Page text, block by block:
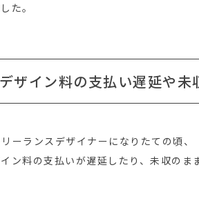
た。
ザイン料の支払い遅延や未
ーランスデザイナーになりたての頃
ン料の支払いが遅延したり、未収の